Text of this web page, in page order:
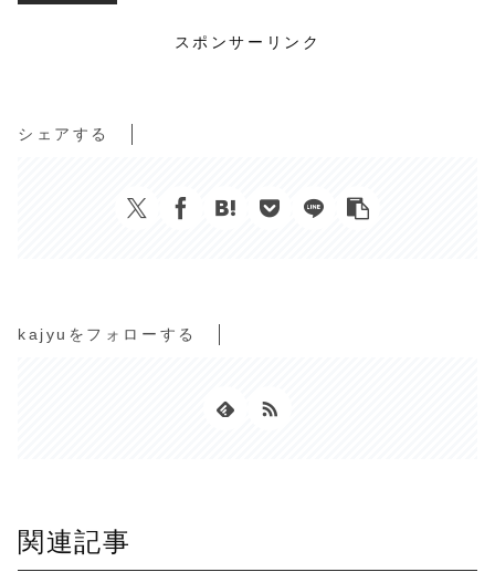
スポンサーリンク
シェアする
kajyuをフォローする
関連記事